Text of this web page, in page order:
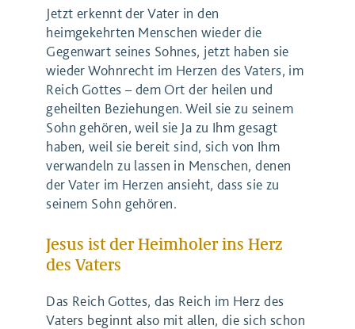
Jetzt erkennt der Vater in den
heimgekehrten Menschen wieder die
Gegenwart seines Sohnes, jetzt haben sie
wieder Wohnrecht im Herzen des Vaters, im
Reich Gottes – dem Ort der heilen und
geheilten Beziehungen. Weil sie zu seinem
Sohn gehören, weil sie Ja zu Ihm gesagt
haben, weil sie bereit sind, sich von Ihm
verwandeln zu lassen in Menschen, denen
der Vater im Herzen ansieht, dass sie zu
seinem Sohn gehören.
Jesus ist der Heimholer ins Herz
des Vaters
Das Reich Gottes, das Reich im Herz des
Vaters beginnt also mit allen, die sich schon